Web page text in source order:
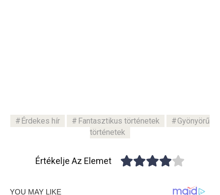
Érdekes hír Fantasztikus történetek
Gyönyörű
történetek
Értékelje Az Elemet